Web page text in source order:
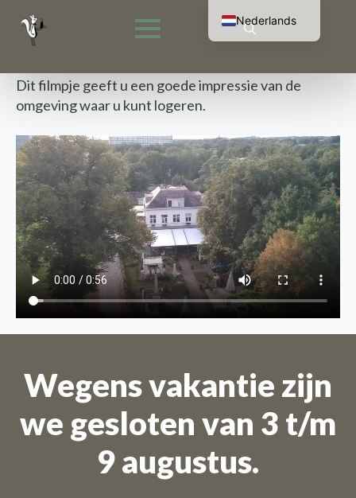
Dit filmpje geeft u een goede impressie van de
omgeving waar u kunt logeren.
Wegens vakantie zijn
we gesloten van 3 t/m
9 augustus.
Nederlands
English (UK)
Deutsch